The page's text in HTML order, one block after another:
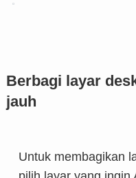
Berbagi layar
jauh
Untuk membagikan